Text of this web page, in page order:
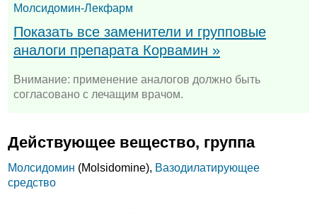
Молсидомин-Лекфарм
Показать все заменители и групповые
аналоги препарата Корвамин »
Внимание: применение аналогов должно быть
согласовано с лечащим врачом.
Действующее вещество, группа
Молсидомин (Molsidomine), Вазодилатирующее
средство